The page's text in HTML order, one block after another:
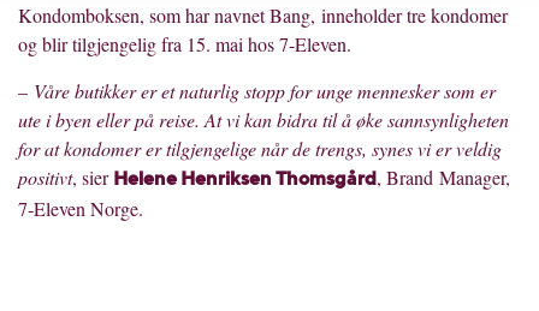
Kondomboksen, som har navnet Bang, inneholder tre kondomer
og blir tilgjengelig fra 15. mai hos 7‑Eleven.
– Våre butikker er et naturlig stopp for unge mennesker som er
ute i byen eller på reise. At vi kan bidra til å øke sannsynligheten
for at kondomer er tilgjengelige når de trengs, synes vi er veldig
positivt, sier Helene Henriksen Thomsgård , Brand Manager,
7‑Eleven Norge.